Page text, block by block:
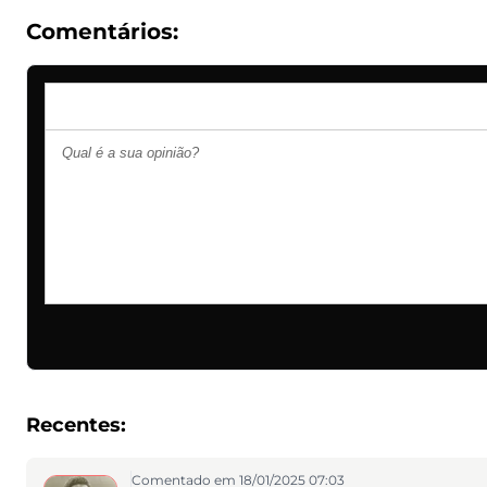
Comentários:
Recentes:
Comentado em 18/01/2025 07:03